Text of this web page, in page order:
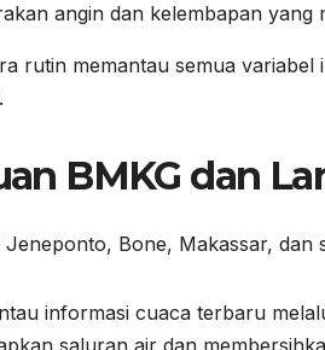
angin dan kelembapan yang
rutin memantau semua
BMKG dan
Jeneponto, Bone, Makassar, dan
informasi cuaca terbaru
saluran air dan